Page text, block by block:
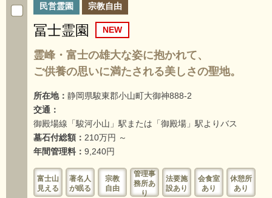
民営霊園 宗教自由
冨士霊園
霊峰・富士の雄大な姿に抱かれて、
ご供養の思いに満たされる美しさの聖地。
所在地： 静岡県駿東郡小山町大御神888-2
交通：
御殿場線「駿河小山」駅または「御殿場」駅よりバス
墓石付総額： 210万円 ～
年間管理料： 9,240円
富士山
見える
著名人
が眠る
宗教
自由
管理事
務所あ
り
法要施
設あり
会食室
あり
休憩所
あり